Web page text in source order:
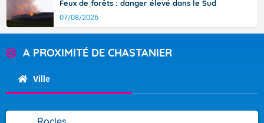
Feux de forêts : danger élevé dans le Sud
07/08/2026
A PROXIMITÉ DE CHASTANIER
Ville